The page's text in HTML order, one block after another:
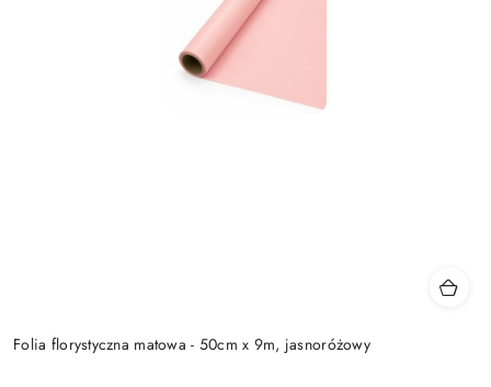
Folia florystyczna matowa - 50cm x 9m, jasnoróżowy